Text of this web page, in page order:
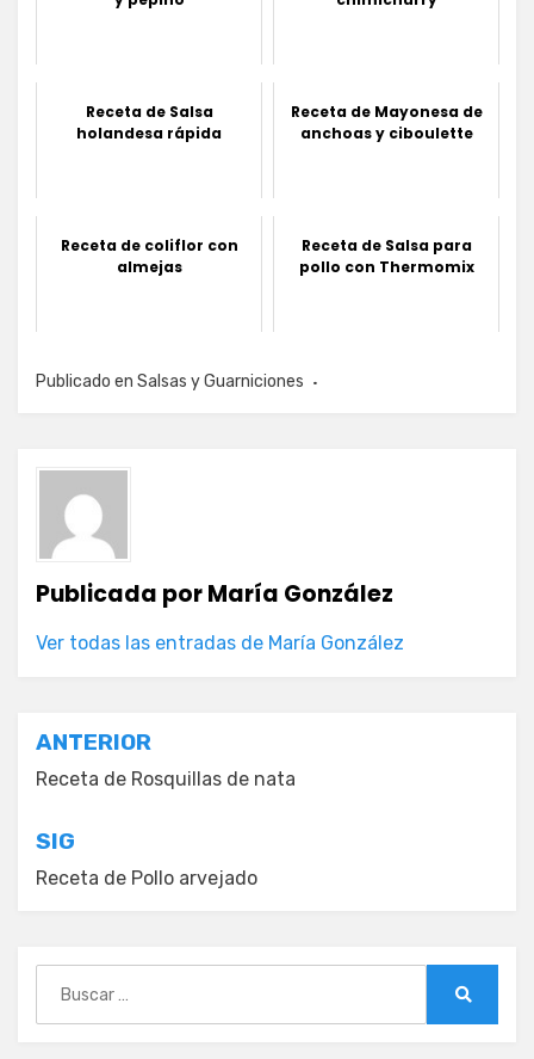
Receta de Salsa
holandesa rápida
Receta de Mayonesa de
anchoas y ciboulette
Receta de coliflor con
almejas
Receta de Salsa para
pollo con Thermomix
Publicado en Salsas y Guarniciones
Publicada porMaría González
Ver todas las entradas de María González
Navegación
de
entradas
ANTERIOR
Receta de Rosquillas de nata
SIG
Receta de Pollo arvejado